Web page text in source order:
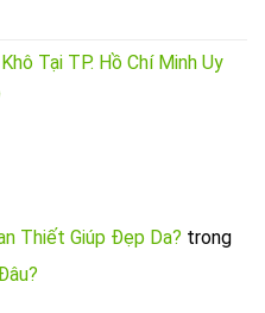
Tại TP. Hồ Chí Minh Uy
Thiết Giúp Đẹp Da? trong